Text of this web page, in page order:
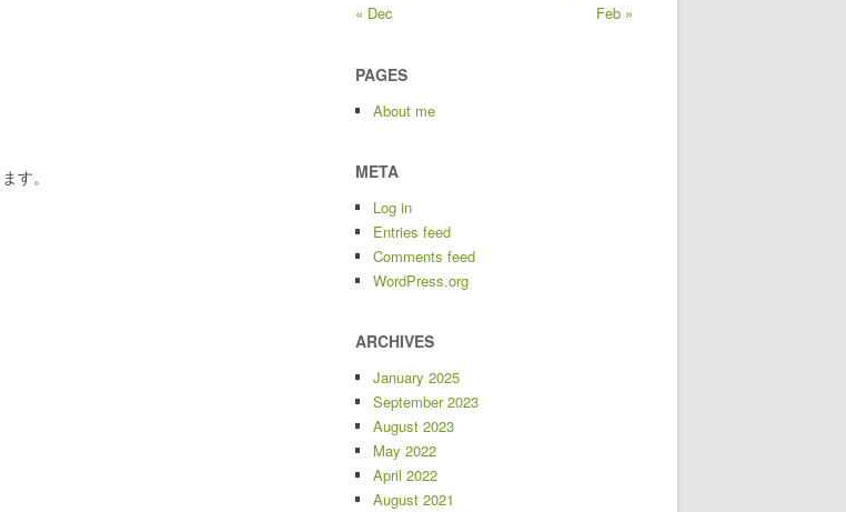
す。
« Dec
Feb »
PAGES
About me
META
Log in
Entries feed
Comments feed
WordPress.org
ARCHIVES
January 2025
September 2023
August 2023
May 2022
April 2022
August 2021